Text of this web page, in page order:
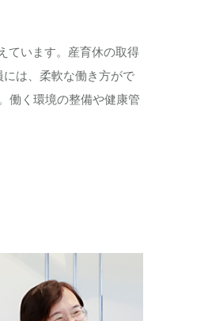
ています。産育休の取得
は、柔軟な働き方がで
働く環境の整備や健康管